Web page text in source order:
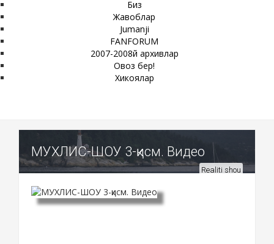
Биз
Жавоблар
Jumanji
FANFORUM
2007-2008й архивлар
Овоз бер!
Хикоялар
МУХЛИС-ШОУ 3-қисм. Видео
Realiti shou